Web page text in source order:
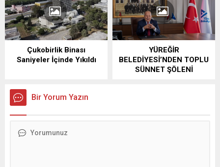
Çukobirlik Binası
Saniyeler İçinde Yıkıldı
YÜREĞİR
BELEDİYESİ’NDEN TOPLU
SÜNNET ŞÖLENİ
Bir Yorum Yazın